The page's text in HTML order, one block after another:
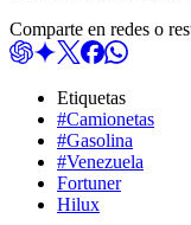
Comparte en redes o
Etiquetas
#Camionetas
#Gasolina
#Venezuela
Fortuner
Hilux